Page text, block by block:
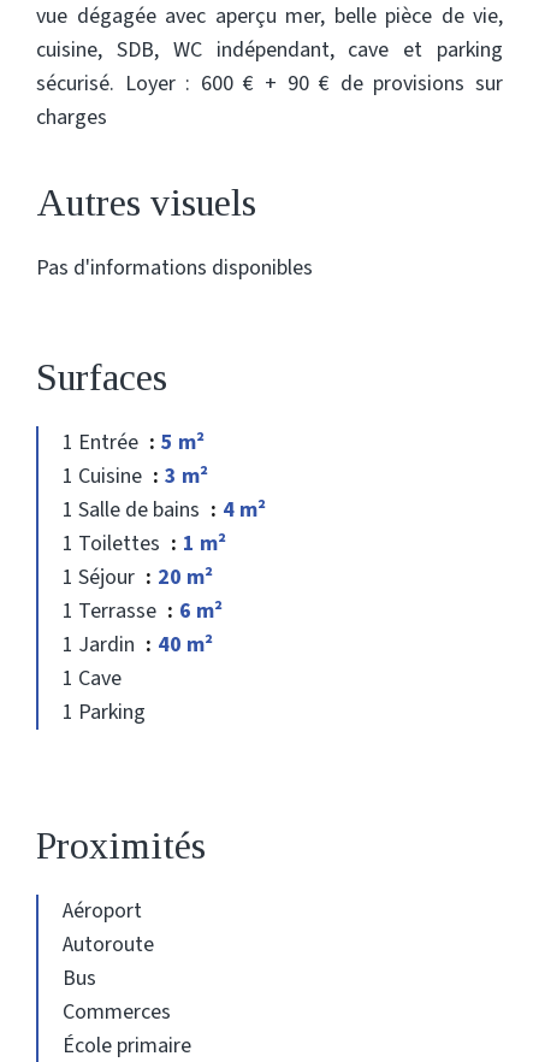
vue dégagée avec aperçu mer, belle pièce de vie,
cuisine, SDB, WC indépendant, cave et parking
sécurisé. Loyer : 600 € + 90 € de provisions sur
charges
Autres visuels
Pas d'informations disponibles
Surfaces
1 Entrée
5 m²
1 Cuisine
3 m²
1 Salle de bains
4 m²
1 Toilettes
1 m²
1 Séjour
20 m²
1 Terrasse
6 m²
1 Jardin
40 m²
1 Cave
1 Parking
Proximités
Aéroport
Autoroute
Bus
Commerces
École primaire